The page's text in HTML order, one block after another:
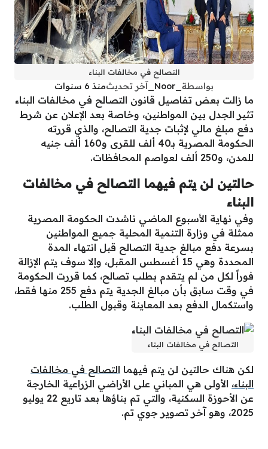
التصالح في مخالفات البناء
بواسطة آخر تحديثمنذ 6 سنوات
ما زالت بعض تفاصيل قانون التصالح في مخالفات البناء
تثير الجدل بين المواطنين، وخاصة بعد الإعلان عن شرط
دفع مبلغ مالي لإثبات جدية التصالح، والذي قررته
الحكومة المصرية بـ40 ألف للقرى و160 ألف جنيه
للمدن، و250 ألف لعواصم المحافظات.
حالتين لن يتم فيهما التصالح في مخالفات
البناء
وفي نهاية الأسبوع الماضي ناشدت الحكومة المصرية
ممثلة في وزارة التنمية المحلية جميع المواطنين
بسرعة دفع مبالغ جدية التصالح قبل انتهاء المدة
المحددة وهي 15 أغسطس المقبل، وإلا سوف يتم الإزالة
فوراً لكل من لم يتقدم بطلب تصالح، كما قررت الحكومة
في وقت سابق بأن مبالغ الجدية يتم دفع 255 منها فقط،
واستكمال الدفع بعد المعاينة وقبول الطلب.
التصالح في مخالفات البناء
لكن هناك حالتين لن يتم فيهما التصالح في مخالفات
البناء، الأولى هي المباني على الأراضي الزراعية الخارجة
عن الأحوزة السكنية، والتي تم بناؤها بعد تاريع 22 يوليو
2025، وهو آخر تصوير جوي تم.